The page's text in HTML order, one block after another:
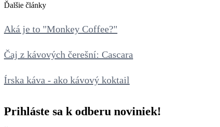
Ďalšie články
Aká je to "Monkey Coffee?"
Čaj z kávových čerešní: Cascara
Írska káva - ako kávový koktail
Prihláste sa k odberu noviniek!